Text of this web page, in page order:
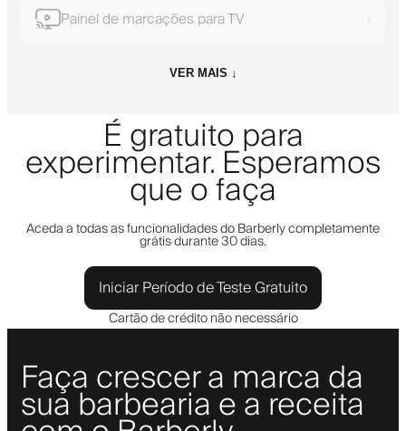
Painel de marcações para TV ›
VER MAIS ↓
É gratuito para
experimentar. Esperamos
que o faça
Aceda a todas as funcionalidades do Barberly completamente
grátis durante 30 dias.
Iniciar Período de Teste Gratuito
Cartão de crédito não necessário
Faça crescer a marca da
sua barbearia e a receita